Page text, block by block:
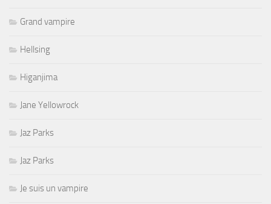
Grand vampire
Hellsing
Higanjima
Jane Yellowrock
Jaz Parks
Jaz Parks
Je suis un vampire